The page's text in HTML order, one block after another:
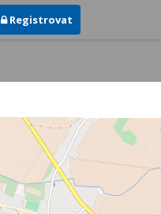
Registrovat